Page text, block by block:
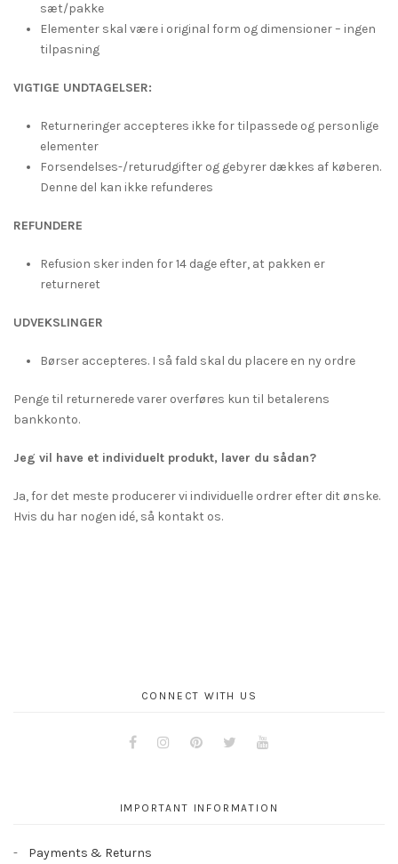
sæt/pakke
Elementer skal være i original form og dimensioner – ingen
tilpasning
VIGTIGE UNDTAGELSER:
Returneringer accepteres ikke for tilpassede og personlige
elementer
Forsendelses-/returudgifter og gebyrer dækkes af køberen.
Denne del kan ikke refunderes
REFUNDERE
Refusion sker inden for 14 dage efter, at pakken er
returneret
UDVEKSLINGER
Børser accepteres. I så fald skal du placere en ny ordre
Penge til returnerede varer overføres kun til betalerens
bankkonto.
Jeg vil have et individuelt produkt, laver du sådan?
Ja, for det meste producerer vi individuelle ordrer efter dit ønske.
Hvis du har nogen idé, så kontakt os.
CONNECT WITH US
FacebookInstagramPinterestTwitter
IMPORTANT INFORMATION
Payments & Returns